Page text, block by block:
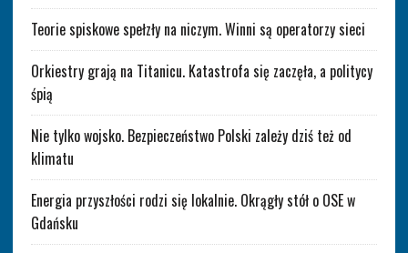
Teorie spiskowe spełzły na niczym. Winni są operatorzy sieci
Orkiestry grają na Titanicu. Katastrofa się zaczęła, a politycy
śpią
Nie tylko wojsko. Bezpieczeństwo Polski zależy dziś też od
klimatu
Energia przyszłości rodzi się lokalnie. Okrągły stół o OSE w
Gdańsku